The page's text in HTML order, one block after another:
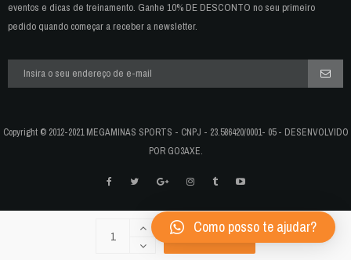
COMPRAR
eventos e dicas de treinamento. Ganhe 10% DE DESCONTO no seu primeiro
pedido quando começar a receber a newsletter.
Copyright © 2012-2021 MEGAMINAS SPORTS - CNPJ - 23.586420/0001- 05 - DESENVOLVIDO
POR GO3AXE.
Como posso te ajudar?